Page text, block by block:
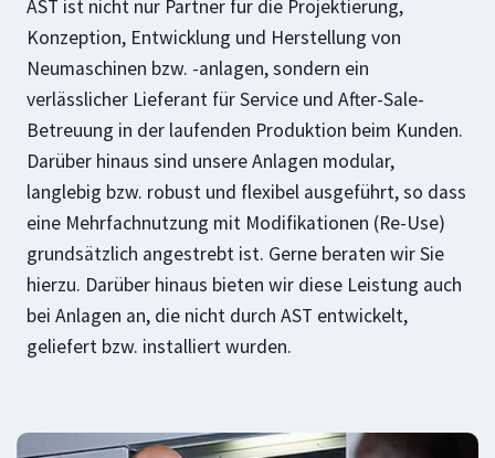
AST ist nicht nur Partner für die Projektierung,
Konzeption, Entwicklung und Herstellung von
Neumaschinen bzw. -anlagen, sondern ein
verlässlicher Lieferant für Service und After-Sale-
Betreuung in der laufenden Produktion beim Kunden.
Darüber hinaus sind unsere Anlagen modular,
langlebig bzw. robust und flexibel ausgeführt, so dass
eine Mehrfachnutzung mit Modifikationen (Re-Use)
grundsätzlich angestrebt ist. Gerne beraten wir Sie
hierzu. Darüber hinaus bieten wir diese Leistung auch
bei Anlagen an, die nicht durch AST entwickelt,
geliefert bzw. installiert wurden.